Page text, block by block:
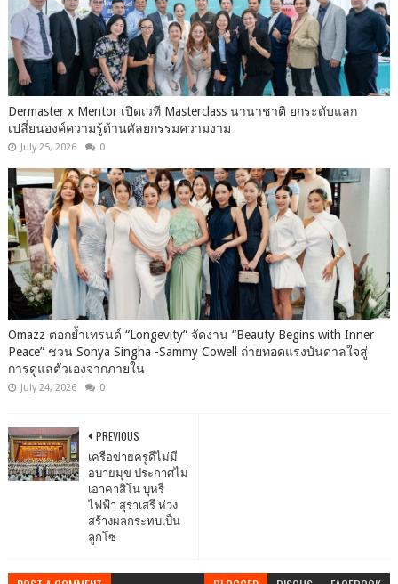
Dermaster x Mentor เปิดเวที Masterclass นานาชาติ ยกระดับแลก
เปลี่ยนองค์ความรู้ด้านศัลยกรรมความงาม
July 25, 2026 0
Omazz ตอกย้ำเทรนด์ “Longevity” จัดงาน “Beauty Begins with Inner
Peace” ชวน Sonya Singha -​Sammy Cowell ถ่ายทอดแรงบันดาลใจสู่
การดูแลตัวเองจากภายใน
July 24, 2026 0
PREVIOUS
เครือข่ายครูดีไม่มี
อบายมุข ประกาศไม่
เอาคาสิโน บุหรี่
ไฟฟ้า สุราเสรี ห่วง
สร้างผลกระทบเป็น
ลูกโซ่